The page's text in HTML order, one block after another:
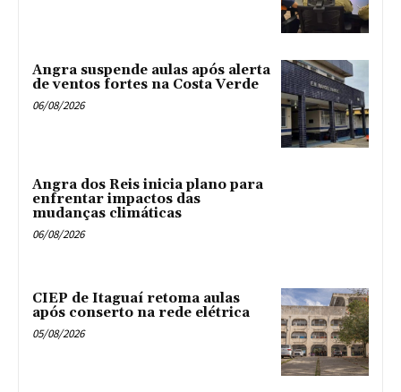
Angra suspende aulas após alerta
de ventos fortes na Costa Verde
06/08/2026
Angra dos Reis inicia plano para
enfrentar impactos das
mudanças climáticas
06/08/2026
CIEP de Itaguaí retoma aulas
após conserto na rede elétrica
05/08/2026